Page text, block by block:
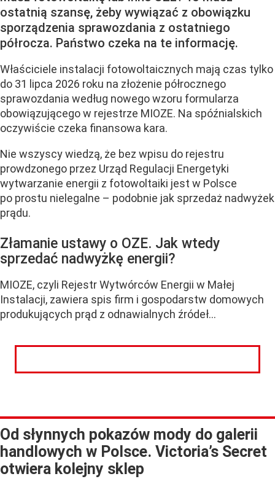
ostatnią szansę, żeby wywiązać z obowiązku
sporządzenia sprawozdania z ostatniego
półrocza. Państwo czeka na te informację.
Właściciele instalacji fotowoltaicznych mają czas tylko
do 31 lipca 2026 roku na złożenie półrocznego
sprawozdania według nowego wzoru formularza
obowiązującego w rejestrze MIOZE. Na spóźnialskich
oczywiście czeka finansowa kara.
Nie wszyscy wiedzą, że bez wpisu do rejestru
prowdzonego przez Urząd Regulacji Energetyki
wytwarzanie energii z fotowoltaiki jest w Polsce
po prostu nielegalne – podobnie jak sprzedaż nadwyżek
prądu.
Złamanie ustawy o OZE. Jak wtedy
sprzedać nadwyżkę energii?
MIOZE, czyli Rejestr Wytwórców Energii w Małej
Instalacji, zawiera spis firm i gospodarstw domowych
produkujących prąd z odnawialnych źródeł...
Od słynnych pokazów mody do galerii
handlowych w Polsce. Victoria’s Secret
otwiera kolejny sklep